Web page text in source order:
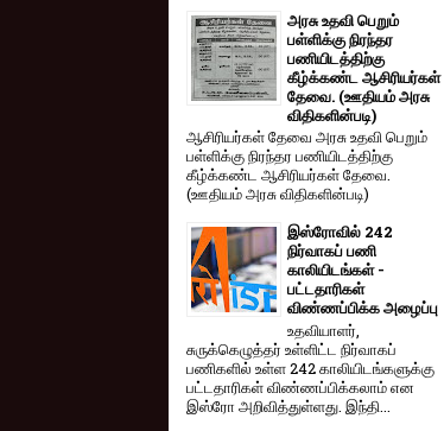
அரசு உதவி பெறும்
பள்ளிக்கு நிரந்தர
பணியிடத்திற்கு
கீழ்க்கண்ட ஆசிரியர்கள்
தேவை. (ஊதியம் அரசு
விதிகளின்படி)
ஆசிரியர்கள் தேவை அரசு உதவி பெறும்
பள்ளிக்கு நிரந்தர பணியிடத்திற்கு
கீழ்க்கண்ட ஆசிரியர்கள் தேவை.
(ஊதியம் அரசு விதிகளின்படி)
இஸ்ரோவில் 242
நிர்வாகப் பணி
காலியிடங்கள் -
பட்டதாரிகள்
விண்ணப்பிக்க அழைப்பு
உதவியாளர்,
சுருக்கெழுத்தர் உள்ளிட்ட நிர்வாகப்
பணிகளில் உள்ள 242 காலியிடங்களுக்கு
பட்டதாரிகள் விண்ணப்பிக்கலாம் என
இஸ்ரோ அறிவித்துள்ளது. இந்தி...